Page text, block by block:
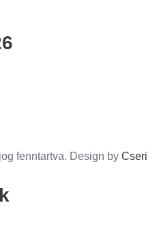
fenntartva. Design by Cseri